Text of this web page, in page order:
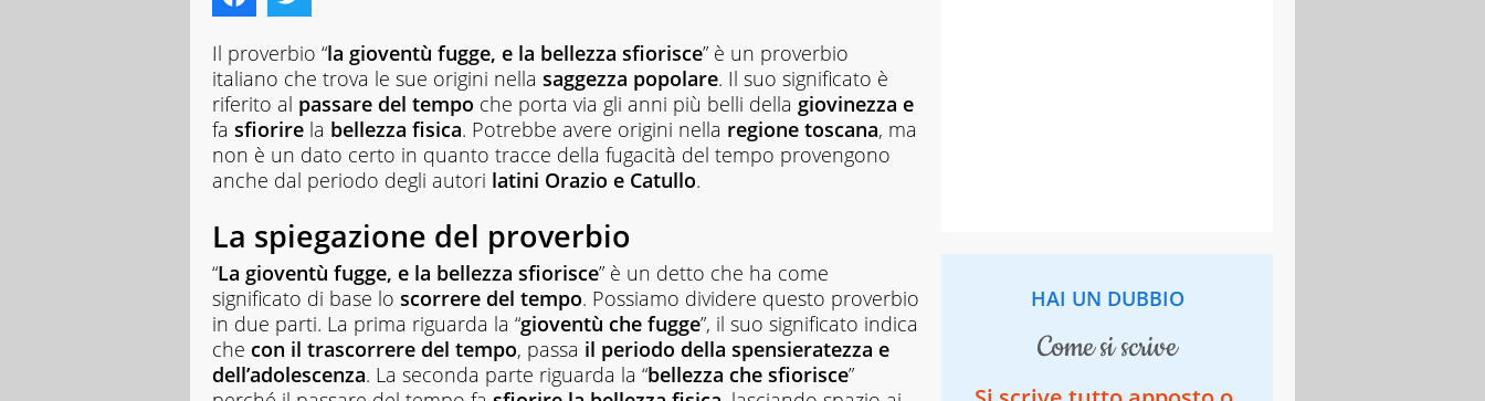
Il proverbio “la gioventù fugge, e la bellezza sfiorisce” è un proverbio
italiano che trova le sue origini nella saggezza popolare. Il suo significato è
riferito al passare del tempo che porta via gli anni più belli della giovinezza e
fa sfiorire la bellezza fisica. Potrebbe avere origini nella regione toscana, ma
non è un dato certo in quanto tracce della fugacità del tempo provengono
anche dal periodo degli autori latini Orazio e Catullo.
La spiegazione del proverbio
“La gioventù fugge, e la bellezza sfiorisce” è un detto che ha come
significato di base lo scorrere del tempo. Possiamo dividere questo proverbio
in due parti. La prima riguarda la “gioventù che fugge”, il suo significato indica
che con il trascorrere del tempo, passa il periodo della spensieratezza e
dell’adolescenza. La seconda parte riguarda la “bellezza che sfiorisce”
HAI UN DUBBIO
come si scrive